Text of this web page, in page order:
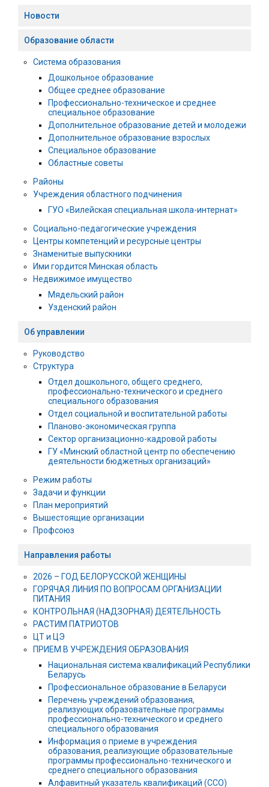
Новости
Образование области
Система образования
Дошкольное образование
Общее среднее образование
Профессионально-техническое и среднее
специальное образование
Дополнительное образование детей и молодежи
Дополнительное образование взрослых
Специальное образование
Областные советы
Районы
Учреждения областного подчинения
ГУО «Вилейская специальная школа-интернат»
Социально-педагогические учреждения
Центры компетенций и ресурсные центры
Знаменитые выпускники
Ими гордится Минская область
Недвижимое имущество
Мядельский район
Узденский район
Об управлении
Руководство
Структура
Отдел дошкольного, общего среднего,
профессионально-технического и среднего
специального образования
Отдел социальной и воспитательной работы
Планово-экономическая группа
Сектор организационно-кадровой работы
ГУ «Минский областной центр по обеспечению
деятельности бюджетных организаций»
Режим работы
Задачи и функции
План мероприятий
Вышестоящие организации
Профсоюз
Направления работы
2026 – ГОД БЕЛОРУССКОЙ ЖЕНЩИНЫ
ГОРЯЧАЯ ЛИНИЯ ПО ВОПРОСАМ ОРГАНИЗАЦИИ
ПИТАНИЯ
КОНТРОЛЬНАЯ (НАДЗОРНАЯ) ДЕЯТЕЛЬНОСТЬ
РАСТИМ ПАТРИОТОВ
ЦТ и ЦЭ
ПРИЕМ В УЧРЕЖДЕНИЯ ОБРАЗОВАНИЯ
Национальная система квалификаций Республики
Беларусь
Профессиональное образование в Беларуси
Перечень учреждений образования,
реализующих образовательные программы
профессионально-технического и среднего
специального образования
Информация о приеме в учреждения
образования, реализующие образовательные
программы профессионально-технического и
среднего специального образования
Алфавитный указатель квалификаций (ССО)